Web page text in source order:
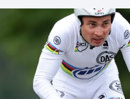
Baseball a softbal
Basketbal
Biatlon
Boby a skeleton
Historické návraty
Aplikace ČT sport
AZ kvíz